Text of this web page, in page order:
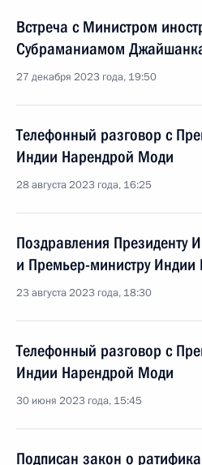
Встреча с Министром
Субраманиамом
27 декабря 2023 года, 19:50
Телефонный разговор с
Индии Нарендрой Моди
28 августа 2023 года, 16:25
Поздравления Президенту
и Премьер-министру
23 августа 2023 года, 18:30
Телефонный разговор с
Индии Нарендрой Моди
30 июня 2023 года, 15:45
Подписан закон о